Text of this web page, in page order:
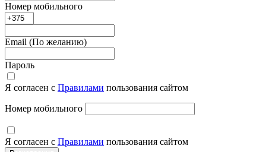
Номер мобильного
Email (По желанию)
Пароль
Я согласен с Правилами пользования сайтом
Номер мобильного
Я согласен с Правилами пользования сайтом